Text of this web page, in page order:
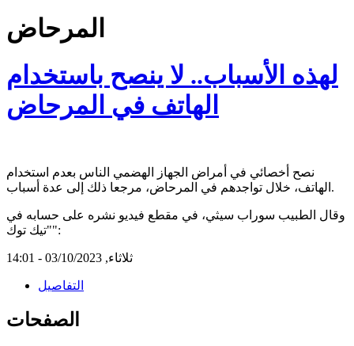
المرحاض
لهذه الأسباب.. لا ينصح باستخدام
الهاتف في المرحاض
نصح أخصائي في أمراض الجهاز الهضمي الناس بعدم استخدام
الهاتف، خلال تواجدهم في المرحاض، مرجعا ذلك إلى عدة أسباب.
وقال الطبيب سوراب سيثي، في مقطع فيديو نشره على حسابه في
"تيك توك":
ثلاثاء, 03/10/2023 - 14:01
التفاصيل
الصفحات